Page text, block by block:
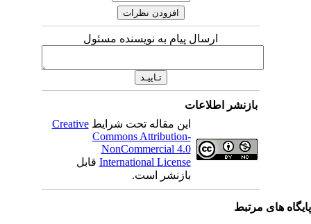
ارسال پیام به نویسنده مسئول
بازنشر اطلاعات
این مقاله تحت شرایطCreative
Commons Attribution-
NonCommercial 4.0
International Licenseقابل
بازنشر است.
های مرتبط